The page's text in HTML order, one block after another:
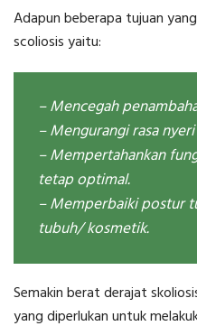
Adapun beberapa tujuan
scoliosis yaitu:
– Mencegah
– Mengurangi rasa
– Mempertahankan
tetap optimal.
– Memperbaiki postur
tubuh/ kosmetik.
Semakin berat derajat
yang diperlukan untuk